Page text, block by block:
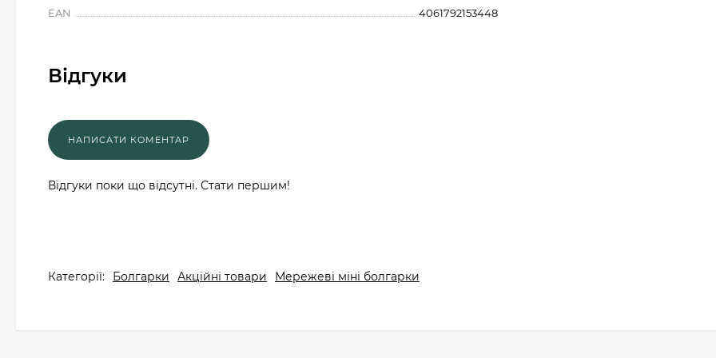
EAN
4061792153448
Відгуки
Відгуки поки що відсутні. Стати першим!
Категорії: Болгарки Акційні товари Мережеві міні болгарки